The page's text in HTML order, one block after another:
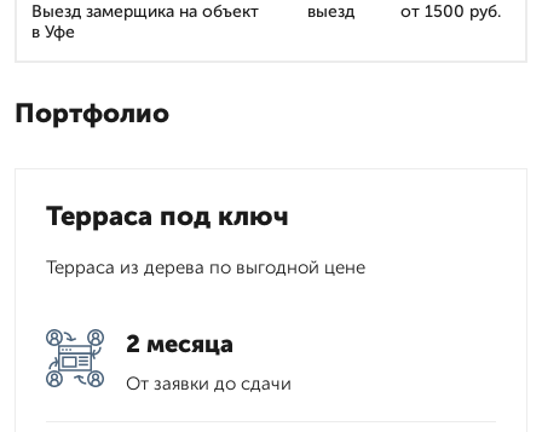
Выезд замерщика на объект
в Уфе
выезд от 1500 руб.
Портфолио
Терраса под ключ
Терраса из дерева по выгодной цене
2 месяца
От заявки до сдачи